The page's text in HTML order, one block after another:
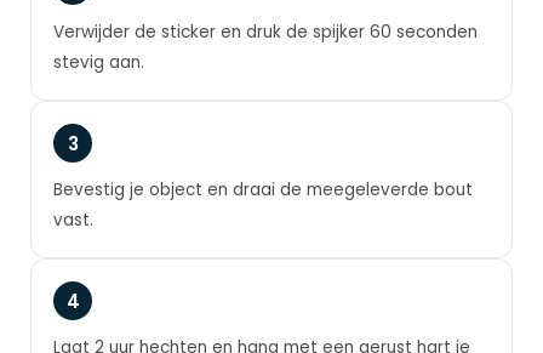
Verwijder de sticker en druk de spijker 60 seconden
stevig aan.
3
Bevestig je object en draai de meegeleverde bout
vast.
4
Laat 2 uur hechten en hang met een gerust hart je